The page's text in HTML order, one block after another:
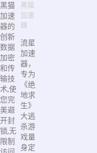
黑猫
加速
器的
创新
数据
加密
和传
输技
术,使
您完
美避
开封
锁,无
限制
黑猫
加速
器
流星
加速
器，
专为
《绝
地求
生》
大逃
杀游
戏量
身定